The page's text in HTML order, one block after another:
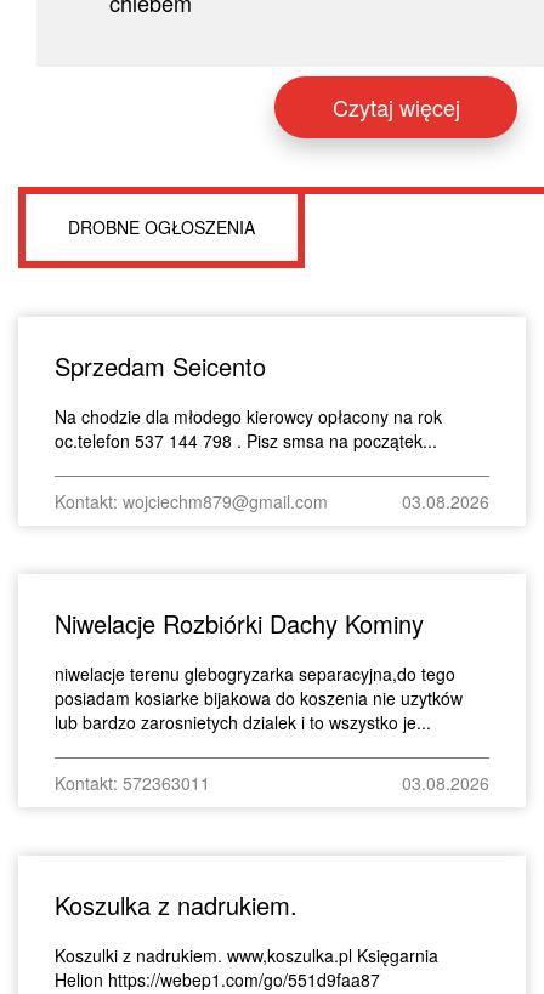
Czytaj więcej
DROBNE OGŁOSZENIA
Sprzedam Seicento
Na chodzie dla młodego kierowcy opłacony na rok
oc.telefon 537 144 798 . Pisz smsa na początek...
Kontakt: wojciechm879@gmail.com 03.08.2026
Niwelacje Rozbiórki Dachy Kominy
niwelacje terenu glebogryzarka separacyjna,do tego
posiadam kosiarke bijakowa do koszenia nie uzytków
lub bardzo zarosnietych dzialek i to wszystko je...
Kontakt: 572363011 03.08.2026
Koszulka z nadrukiem.
Koszulki z nadrukiem. www,koszulka.pl Księgarnia
Helion https://webep1.com/go/551d9faa87